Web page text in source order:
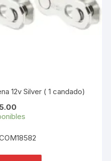
12v Silver ( 1 candado)